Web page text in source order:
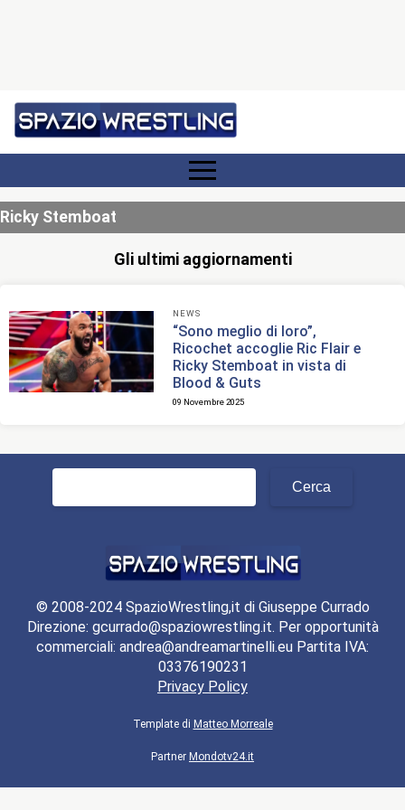
Ricky Stemboat
Gli ultimi aggiornamenti
NEWS
“Sono meglio di loro”,
Ricochet accoglie Ric Flair e
Ricky Stemboat in vista di
Blood & Guts
09 Novembre 2025
Ricerca
© 2008-2024 SpazioWrestling,it di Giuseppe Currado
Direzione: gcurrado@spaziowrestling.it. Per opportunità
commerciali: andrea@andreamartinelli.eu Partita IVA:
03376190231
Privacy Policy
Template di Matteo Morreale
Partner Mondotv24.it